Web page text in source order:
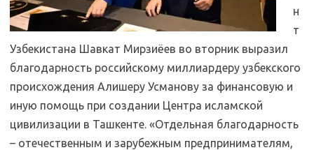
н
т
Узбекистана Шавкат Мирзиёев во вторник выразил
благодарность российскому миллиардеру узбекского
происхождения Алишеру Усманову за финансовую и
иную помощь при создании Центра исламской
цивилизации в Ташкенте. «Отдельная благодарность
– отечественным и зарубежным предпринимателям,